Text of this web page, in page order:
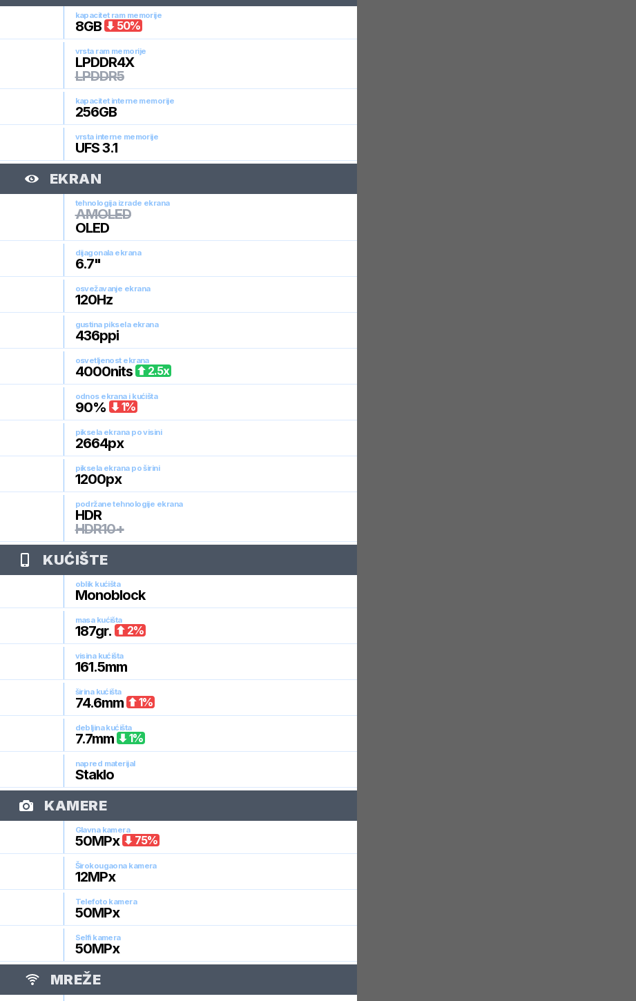
kapacitet ram memorije
8GB 50%
vrsta ram memorije
LPDDR4X
LPDDR5
kapacitet interne memorije
256GB
vrsta interne memorije
UFS 3.1
EKRAN
tehnologija izrade ekrana
AMOLED
OLED
dijagonala ekrana
6.7"
osvežavanje ekrana
120Hz
gustina piksela ekrana
436ppi
osvetljenost ekrana
4000nits 2.5x
odnos ekrana i kućišta
90% 1%
piksela ekrana po visini
2664px
piksela ekrana po širini
1200px
podržane tehnologije ekrana
HDR
HDR10+
KUĆIŠTE
oblik kućišta
Monoblock
masa kućišta
187gr. 2%
visina kućišta
161.5mm
širina kućišta
74.6mm 1%
debljina kućišta
7.7mm 1%
napred materijal
Staklo
KAMERE
Glavna kamera
50MPx 75%
Širokougaona kamera
12MPx
Telefoto kamera
50MPx
Selfi kamera
50MPx
MREŽE